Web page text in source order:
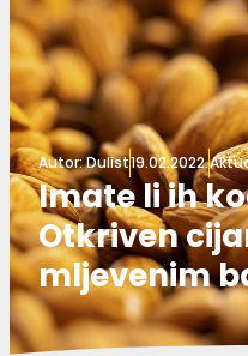
Autor:Dulist19.02.2022.
Imate li ih
Otkriven
mljevenim